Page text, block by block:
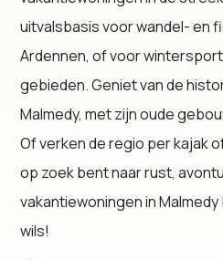
uitvalsbasis voor wandel- en
Ardennen, of voor
gebieden. Geniet van de
Malmedy, met zijn oude
Of verken de regio per kajak
op zoek bent naar rust,
vakantiewoningen in
wils!